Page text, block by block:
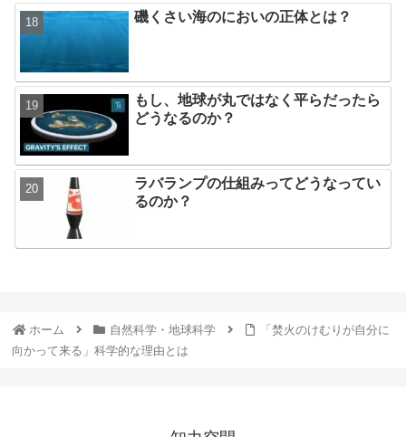
磯くさい海のにおいの正体とは？
もし、地球が丸ではなく平らだったら
どうなるのか？
ラバランプの仕組みってどうなってい
るのか？
ホーム 自然科学・地球科学
「焚火のけむりが自分に
向かって来る」科学的な理由とは